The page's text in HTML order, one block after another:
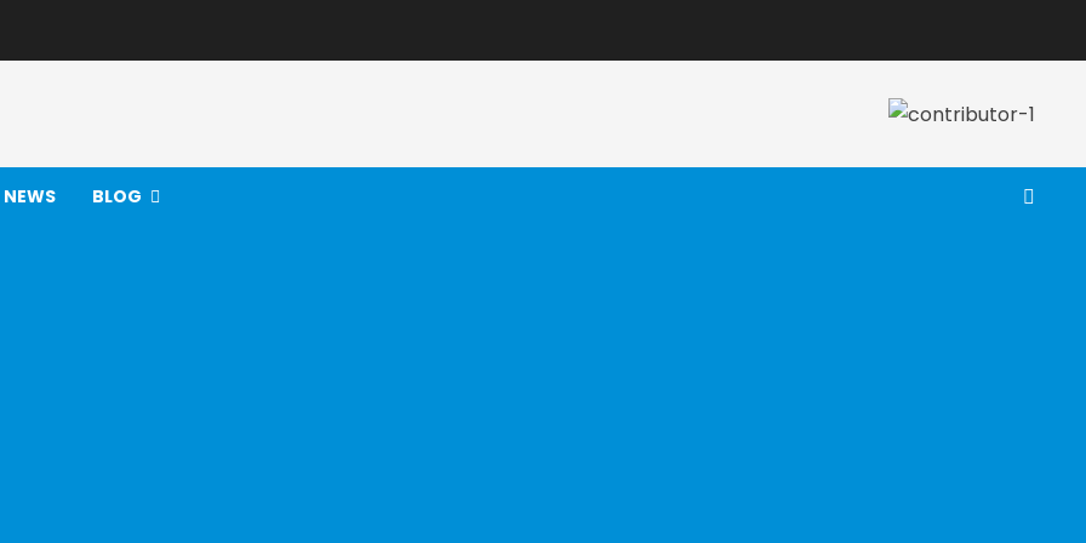
NEWS BLOG